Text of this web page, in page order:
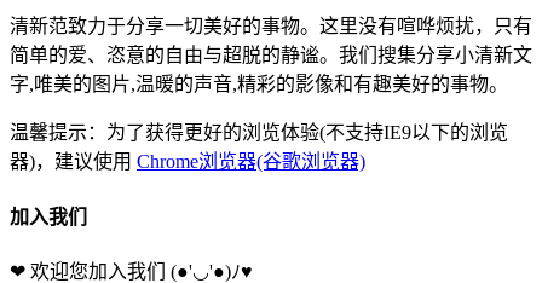
清新范致力于分享一切美好的事物。这里没有喧哗烦扰，只有
简单的爱、恣意的自由与超脱的静谧。我们搜集分享小清新文
字,唯美的图片,温暖的声音,精彩的影像和有趣美好的事物。
温馨提示：为了获得更好的浏览体验(不支持IE9以下的浏览
器)，建议使用 Chrome浏览器(谷歌浏览器)
加入我们
❤ 欢迎您加入我们 (●'◡'●)ﾉ♥